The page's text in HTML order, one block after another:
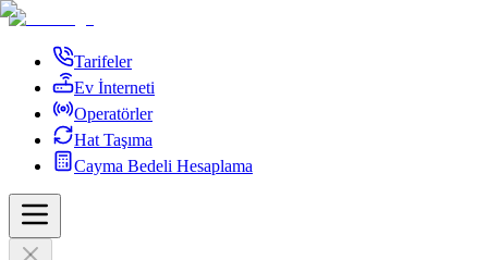
Tarifeler
Ev İnterneti
Operatörler
Hat Taşıma
Cayma Bedeli Hesaplama